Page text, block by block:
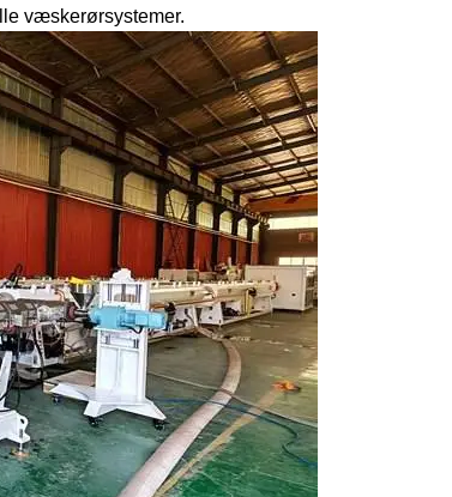
væskerørsystemer.